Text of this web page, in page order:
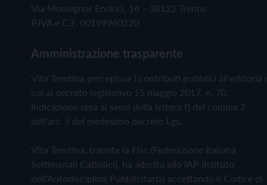
Via Monsignor Endrici, 14 – 38122 Trento
P.IVA e C.F. 00199960220
Amministrazione trasparente
Vita Trentina percepisce i contributi pubblici all'editoria
cui al decreto legislativo 15 maggio 2017, n. 70.
Indicazione resa ai sensi della lettera f) del comma 2
dell'art. 5 del medesimo decreto Lgs.
Vita Trentina, tramite la Fisc (Federazione Italiana
Settimanali Cattolici), ha aderito allo IAP (Istituto
dell'Autodisciplina Pubblicitaria) accettando il Codice di